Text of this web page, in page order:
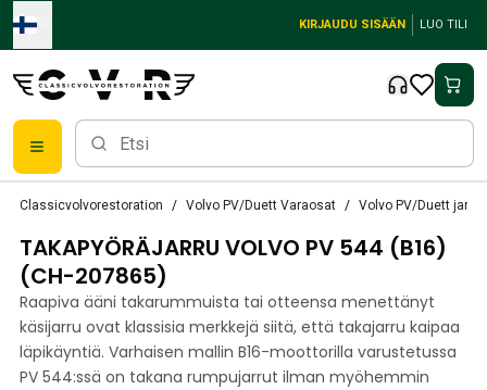
Skip to main content
KIRJAUDU SISÄÄN LUO TILI
Volvo PV/Duett Varaosat
Volvo PV/Duett jarrujärjestelmä
Volvo PV/Duett Polttoaine-/pakokaasujärjestelmä
Volvo PV/Duett Sähkölaitteet
Volvo PV/Duett Etujousitus
Volvo PV/Duett Sisätilojen osat
Classicvolvorestoration Volvo PV/Duett Varaosat Volvo PV/Duett
TAKAPYÖRÄJARRU VOLVO PV 544 (B16)
(CH-207865)
Raapiva ääni takarummuista tai otteensa menettänyt
käsijarru ovat klassisia merkkejä siitä, että takajarru kaipaa
läpikäyntiä. Varhaisen mallin B16-moottorilla varustetussa
PV 544:ssä on takana rumpujarrut ilman myöhemmin